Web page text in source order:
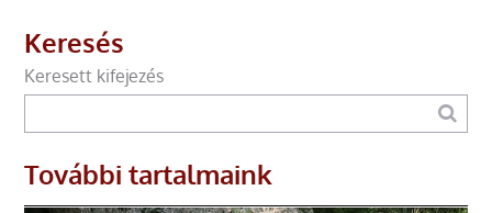
Keresés
Keresett kifejezés
További tartalmaink